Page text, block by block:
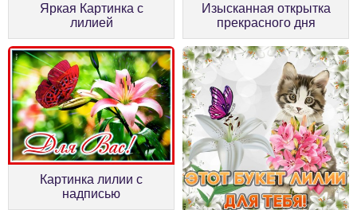
Яркая Картинка с
лилией
Изысканная открытка
прекрасного дня
Картинка лилии с
надписью